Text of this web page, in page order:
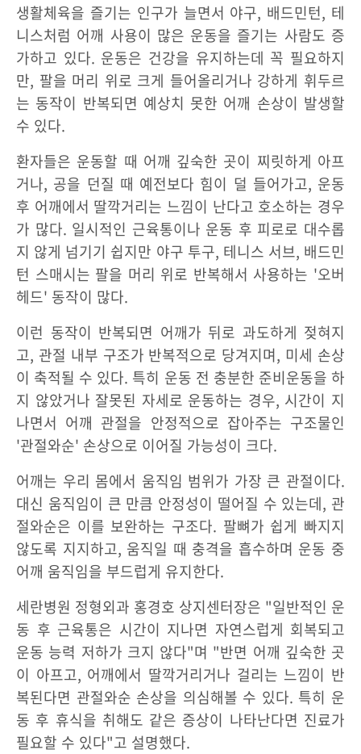
생활체육을 즐기는 인구가 늘면서 야구, 배드민턴, 테
니스처럼 어깨 사용이 많은 운동을 즐기는 사람도 증
가하고 있다. 운동은 건강을 유지하는데 꼭 필요하지
만, 팔을 머리 위로 크게 들어올리거나 강하게 휘두르
는 동작이 반복되면 예상치 못한 어깨 손상이 발생할
수 있다.
환자들은 운동할 때 어깨 깊숙한 곳이 찌릿하게 아프
거나, 공을 던질 때 예전보다 힘이 덜 들어가고, 운동
후 어깨에서 딸깍거리는 느낌이 난다고 호소하는 경우
가 많다. 일시적인 근육통이나 운동 후 피로로 대수롭
지 않게 넘기기 쉽지만 야구 투구, 테니스 서브, 배드민
턴 스매시는 팔을 머리 위로 반복해서 사용하는 '오버
헤드' 동작이 많다.
이런 동작이 반복되면 어깨가 뒤로 과도하게 젖혀지
고, 관절 내부 구조가 반복적으로 당겨지며, 미세 손상
이 축적될 수 있다. 특히 운동 전 충분한 준비운동을 하
지 않았거나 잘못된 자세로 운동하는 경우, 시간이 지
나면서 어깨 관절을 안정적으로 잡아주는 구조물인
'관절와순' 손상으로 이어질 가능성이 크다.
어깨는 우리 몸에서 움직임 범위가 가장 큰 관절이다.
대신 움직임이 큰 만큼 안정성이 떨어질 수 있는데, 관
절와순은 이를 보완하는 구조다. 팔뼈가 쉽게 빠지지
않도록 지지하고, 움직일 때 충격을 흡수하며 운동 중
어깨 움직임을 부드럽게 유지한다.
세란병원 정형외과 홍경호 상지센터장은 "일반적인 운
동 후 근육통은 시간이 지나면 자연스럽게 회복되고
운동 능력 저하가 크지 않다"며 "반면 어깨 깊숙한 곳
이 아프고, 어깨에서 딸깍거리거나 걸리는 느낌이 반
복된다면 관절와순 손상을 의심해볼 수 있다. 특히 운
동 후 휴식을 취해도 같은 증상이 나타난다면 진료가
필요할 수 있다"고 설명했다.